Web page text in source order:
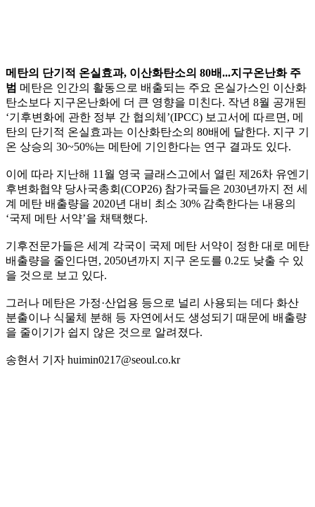
메탄의 단기적 온실효과, 이산화탄소의 80배...지구온난화 주
범 메탄은 인간의 활동으로 배출되는 주요 온실가스인 이산화
탄소보다 지구온난화에 더 큰 영향을 미친다. 작년 8월 공개된
‘기후변화에 관한 정부 간 협의체’(IPCC) 보고서에 따르면, 메
탄의 단기적 온실효과는 이산화탄소의 80배에 달한다. 지구 기
온 상승의 30~50%는 메탄에 기인한다는 연구 결과도 있다.
이에 따라 지난해 11월 영국 글래스고에서 열린 제26차 유엔기
후변화협약 당사국총회(COP26) 참가국들은 2030년까지 전 세
계 메탄 배출량을 2020년 대비 최소 30% 감축한다는 내용의
‘국제 메탄 서약’을 채택했다.
기후전문가들은 세계 각국이 국제 메탄 서약이 정한 대로 메탄
배출량을 줄인다면, 2050년까지 지구 온도를 0.2도 낮출 수 있
을 것으로 보고 있다.
그러나 메탄은 가정·산업용 등으로 널리 사용되는 데다 화산
분출이나 식물체 분해 등 자연에서도 생성되기 때문에 배출량
을 줄이기가 쉽지 않은 것으로 알려졌다.
송현서 기자 huimin0217@seoul.co.kr